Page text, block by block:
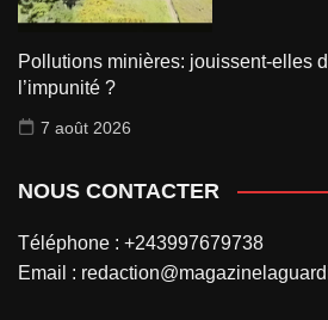
Pollutions minières: jouissent-elles
l’impunité ?
7 août 2026
NOUS CONTACTER
Téléphone : +243997679738
Email :